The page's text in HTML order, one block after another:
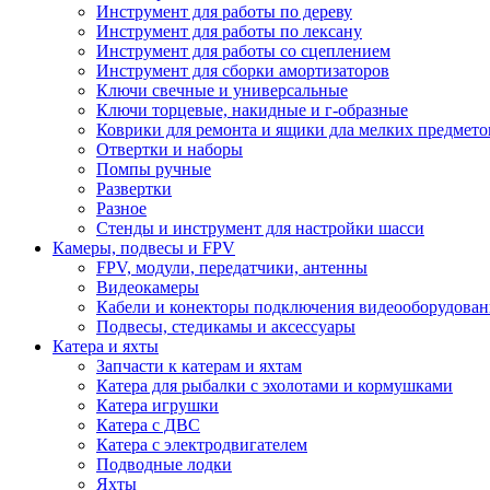
Инструмент для работы по дереву
Инструмент для работы по лексану
Инструмент для работы со сцеплением
Инструмент для сборки амортизаторов
Ключи свечные и универсальные
Ключи торцевые, накидные и г-образные
Коврики для ремонта и ящики дла мелких
Отвертки и наборы
Помпы ручные
Развертки
Разное
Стенды и инструмент для настройки шасси
Камеры, подвесы и FPV
FPV, модули, передатчики, антенны
Видеокамеры
Кабели и конекторы подключения
Подвесы, стедикамы и аксессуары
Катера и яхты
Запчасти к катерам и яхтам
Катера для рыбалки с эхолотами и кормушками
Катера игрушки
Катера с ДВС
Катера с электродвигателем
Подводные лодки
Яхты